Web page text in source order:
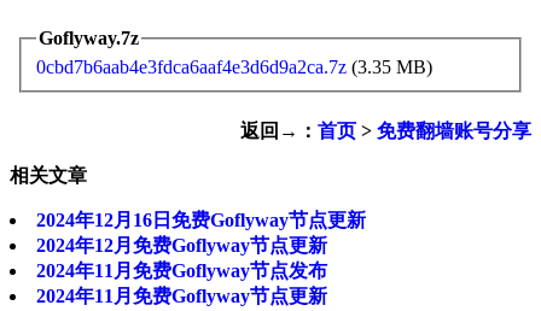
Goflyway.7z
0cbd7b6aab4e3fdca6aaf4e3d6d9a2ca.7z (3.35 MB)
返回→： 首页 > 免费翻墙账号分享
相关文章
2024年12月16日免费Goflyway节点更新
2024年12月免费Goflyway节点更新
2024年11月免费Goflyway节点发布
2024年11月免费Goflyway节点更新